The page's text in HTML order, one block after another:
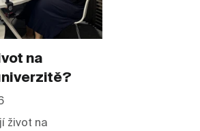
na
život na